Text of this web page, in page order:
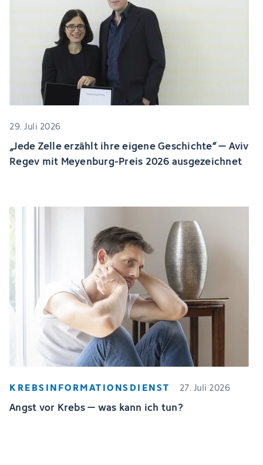
29. Juli 2026
„Jede Zelle erzählt ihre eigene Geschichte“ – Aviv
Regev mit Meyenburg-Preis 2026 ausgezeichnet
KREBSINFORMATIONSDIENST 27. Juli 2026
Angst vor Krebs – was kann ich tun?